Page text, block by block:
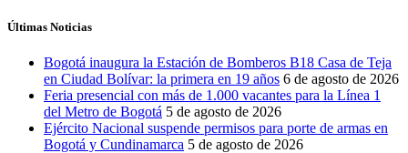
Últimas Noticias
Bogotá inaugura la Estación de Bomberos B18 Casa de Teja
en Ciudad Bolívar: la primera en 19 años 6 de agosto de 2026
Feria presencial con más de 1.000 vacantes para la Línea 1
del Metro de Bogotá 5 de agosto de 2026
Ejército Nacional suspende permisos para porte de armas en
Bogotá y Cundinamarca 5 de agosto de 2026